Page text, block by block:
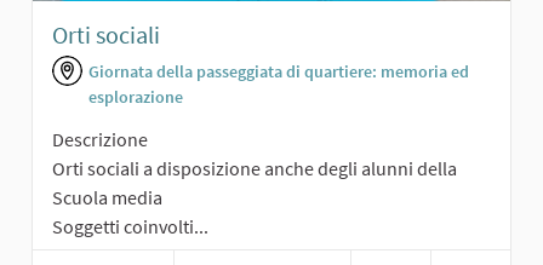
Orti sociali
Giornata della passeggiata di quartiere: memoria ed
esplorazione
Descrizione
Orti sociali a disposizione anche degli alunni della
Scuola media
Soggetti coinvolti...